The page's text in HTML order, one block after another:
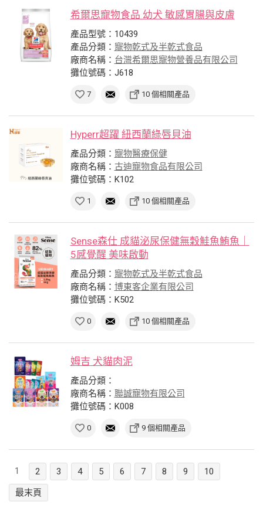
希爾思寵物食品 幼犬 敏感胃腸與皮膚
產品型號：10439
產品分類： 寵物乾式及半乾式食品
廠商名稱： 台灣希爾思寵物營養品有限公司
攤位號碼：J618
7 10 個相關產品
Hyperr超躍 紐西蘭綠唇貝油
產品分類： 寵物醫療保健
廠商名稱： 古迪寵物食品有限公司
攤位號碼：K102
1 10 個相關產品
Sense森仕 成貓泌尿保健無穀鮭魚鮪魚｜
5感覺醒 美味啟動
產品分類： 寵物乾式及半乾式食品
廠商名稱： 博東客企業有限公司
攤位號碼：K502
0 10 個相關產品
姆吉 犬貓肉泥
產品分類：
廠商名稱： 聯誠寵物有限公司
攤位號碼：K008
0 9 個相關產品
1 2 3 4 5 6 7 8 9
10
最末頁